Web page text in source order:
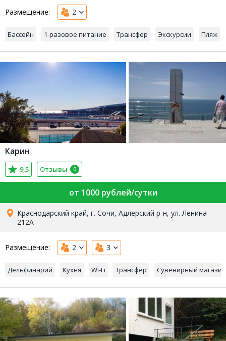
Размещение: 2
Бассейн 1-разовое питание Трансфер Экскурсии Пляж
Карин
9,5 Отзывы 0
от 1000 рублей/сутки
Краснодарский край, г. Сочи, Адлерский р-н, ул. Ленина
212А
Размещение: 2 3
Дельфинарий Кухня Wi-Fi Трансфер Сувенирный магазин